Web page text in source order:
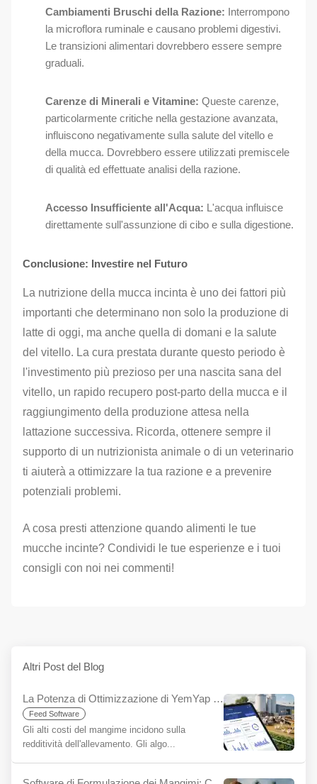
Cambiamenti Bruschi della Razione: Interrompono
la microflora ruminale e causano problemi digestivi.
Le transizioni alimentari dovrebbero essere sempre
graduali.
Carenze di Minerali e Vitamine: Queste carenze,
particolarmente critiche nella gestazione avanzata,
influiscono negativamente sulla salute del vitello e
della mucca. Dovrebbero essere utilizzati premiscele
di qualità ed effettuate analisi della razione.
Accesso Insufficiente all'Acqua: L'acqua influisce
direttamente sull'assunzione di cibo e sulla digestione.
Conclusione: Investire nel Futuro
La nutrizione della mucca incinta è uno dei fattori più
importanti che determinano non solo la produzione di
latte di oggi, ma anche quella di domani e la salute
del vitello. La cura prestata durante questo periodo è
l'investimento più prezioso per una nascita sana del
vitello, un rapido recupero post-parto della mucca e il
raggiungimento della produzione attesa nella
lattazione successiva. Ricorda, ottenere sempre il
supporto di un nutrizionista animale o di un veterinario
ti aiuterà a ottimizzare la tua razione e a prevenire
potenziali problemi.
A cosa presti attenzione quando alimenti le tue
mucche incinte? Condividi le tue esperienze e i tuoi
consigli con noi nei commenti!
Altri Post del Blog
La Potenza di Ottimizzazione di YemYap per Ridurre i Costi del Mangime: Più Profitti con Meno Input
Feed Software
Gli alti costi del mangime incidono sulla
redditività dell'allevamento. Gli algo...